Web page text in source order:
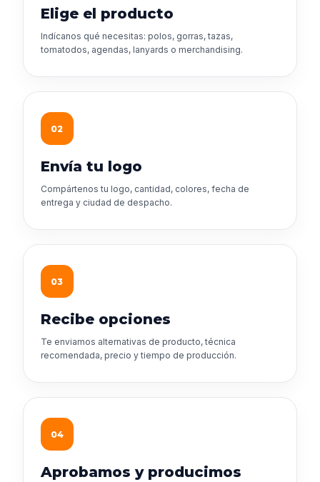
Elige el producto
Indícanos qué necesitas: polos, gorras, tazas,
tomatodos, agendas, lanyards o merchandising.
02
Envía tu logo
Compártenos tu logo, cantidad, colores, fecha de
entrega y ciudad de despacho.
03
Recibe opciones
Te enviamos alternativas de producto, técnica
recomendada, precio y tiempo de producción.
04
Aprobamos y producimos